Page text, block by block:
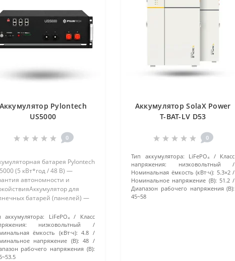
Аккумулятор Pylontech
US5000
0
батарея Pylontech
(5 кВт*год / 48 В) —
автономности и
для
батарей (панелей) —
способен накапливать
как от солнечных
так и о..
аккумулятора: LiFePO₄
Класс
низковольтный
ёмкость (кВт·ч): 4.8
напряжение (В): 48
рабочего напряжения (В):
Аккумулятор SolaX Power
T-BAT-LV D53
0
Тип аккумулятора: LiFePO₄
Класс
напряжения:
низковольтный
Номинальная ёмкость (кВт·ч): 5.3×2
Номинальное напряжение (В): 51.2
Диапазон рабочего напряжения (В):
45~58